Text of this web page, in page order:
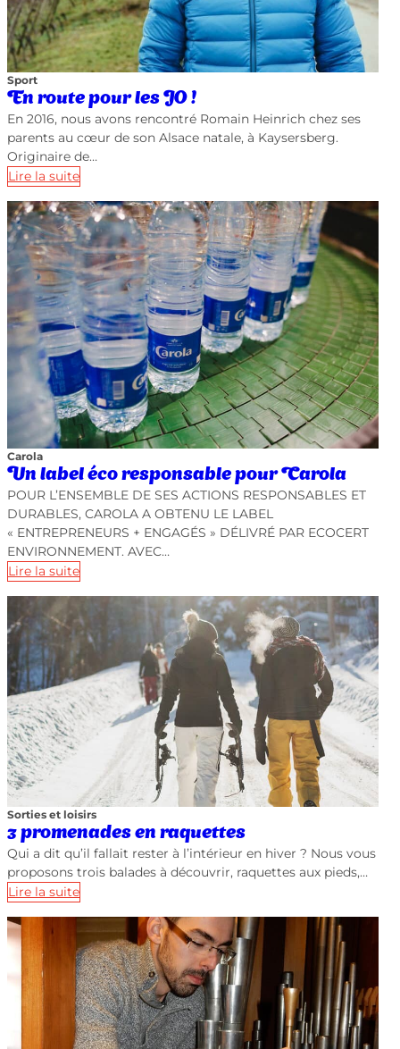
Sport
En route pour les JO !
En 2016, nous avons rencontré Romain Heinrich chez ses
parents au cœur de son Alsace natale, à Kaysersberg.
Originaire de…
Lire la suite
Carola
Un label éco responsable pour Carola
POUR L’ENSEMBLE DE SES ACTIONS RESPONSABLES ET
DURABLES, CAROLA A OBTENU LE LABEL
« ENTREPRENEURS + ENGAGÉS » DÉLIVRÉ PAR ECOCERT
ENVIRONNEMENT. AVEC…
Lire la suite
Sorties et loisirs
3 promenades en raquettes
Qui a dit qu’il fallait rester à l’intérieur en hiver ? Nous vous
proposons trois balades à découvrir, raquettes aux pieds,…
Lire la suite